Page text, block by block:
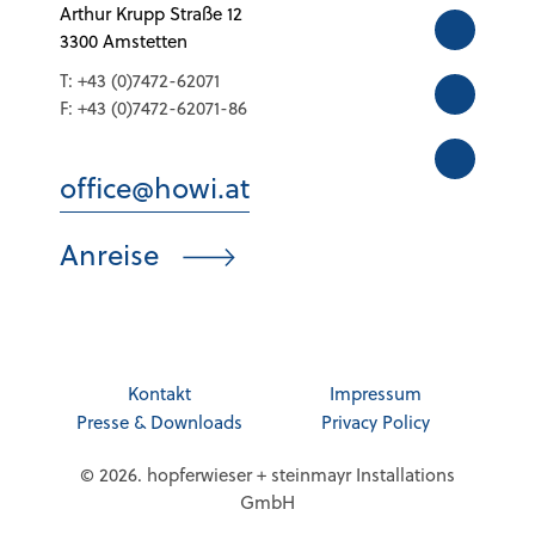
Arthur Krupp Straße 12
3300 Amstetten
T: +43 (0)7472-62071
F: +43 (0)7472-62071-86
office@howi.at
Anreise
Kontakt
Presse & Downloads
Impressum
Privacy Policy
© 2026. hopferwieser + steinmayr Installations
GmbH